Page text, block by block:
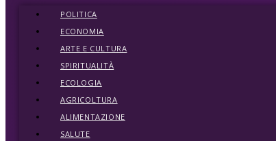
POLITICA
ECONOMIA
ARTE E CULTURA
SPIRITUALITÀ
ECOLOGIA
AGRICOLTURA
ALIMENTAZIONE
SALUTE